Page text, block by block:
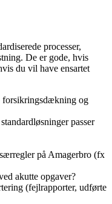
processer,
De er gode, hvis
du vil have ensartet
forsikringsdækning og
passer
på Amagerbro (fx
akutte opgaver?
(fejlrapporter, udførte